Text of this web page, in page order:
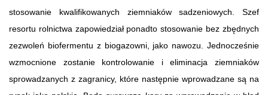
stosowanie kwalifikowanych ziemniaków sadzeniowych. Szef
resortu rolnictwa zapowiedział ponadto stosowanie bez zbędnych
zezwoleń biofermentu z biogazowni, jako nawozu. Jednocześnie
wzmocnione zostanie kontrolowanie i eliminacja ziemniaków
sprowadzanych z zagranicy, które następnie wprowadzane są na